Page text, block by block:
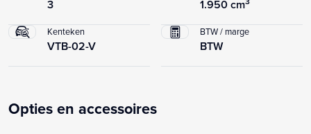
3 1.950 cm
Kenteken
VTB-02-V
BTW / marge
BTW
Opties en accessoires